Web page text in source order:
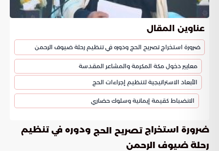
عناوين المقال
ضرورة استخراج تصريح الحج ودوره في تنظيم رحلة ضيوف الرحمن
معايير دخول مكة المكرمة والمشاعر المقدسة
الأبعاد الاستراتيجية لتنظيم إجراءات الحج
الانضباط كقيمة إيمانية وسلوك حضاري
ضرورة استخراجتصريح الحج ودوره في تنظيم
رحلة ضيوف الرحمن